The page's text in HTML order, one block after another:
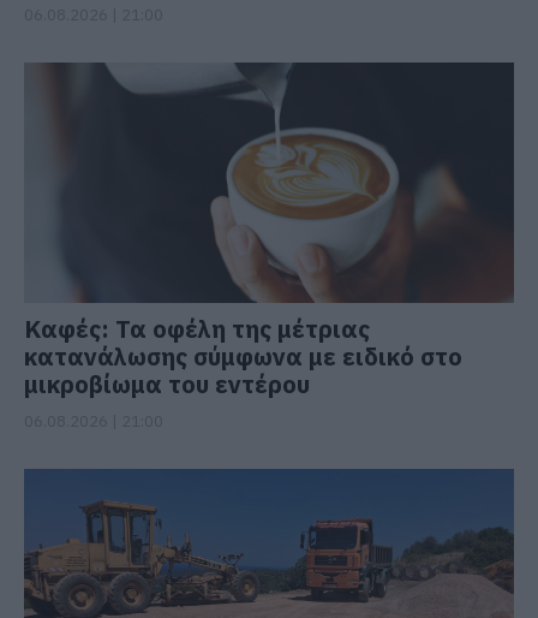
Καφές: Τα οφέλη της μέτριας
κατανάλωσης σύμφωνα με ειδικό στο
μικροβίωμα του εντέρου